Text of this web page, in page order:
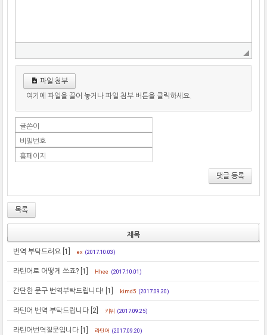
파일 첨부
여기에 파일을 끌어 놓거나 파일 첨부 버튼을 클릭하세요.
글쓴이
비밀번호
홈페이지
댓글 등록
목록
제목
번역 부탁드려요 [1] ex (2017.10.03)
라틴어로 어떻게 쓰죠? [1] Hhee (2017.10.01)
간단한 문구 번역부탁드립니다! [1] kimd5 (2017.09.30)
라틴어 번역 부탁드립니다 [2] 키위 (2017.09.25)
라틴어번역질문입니다 [1] 라틴어 (2017.09.20)